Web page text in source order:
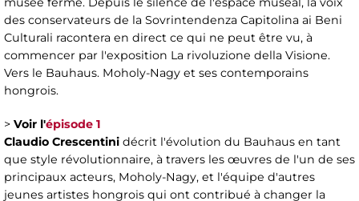
des conservateurs de la Sovrintendenza Capitolina ai Beni
Culturali racontera en direct ce qui ne peut être vu, à
commencer par l'exposition La rivoluzione della Visione.
Vers le Bauhaus. Moholy-Nagy et ses contemporains
hongrois.
> Voir l'épisode 1
Claudio Crescentini décrit l'évolution du Bauhaus en tant
que style révolutionnaire, à travers les œuvres de l'un de ses
principaux acteurs, Moholy-Nagy, et l'équipe d'autres
jeunes artistes hongrois qui ont contribué à changer la